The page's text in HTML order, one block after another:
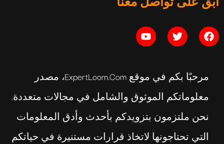
يوليو 16, 2026
مرحبًا بكم في موقع ExpertLoom.com، مصدر
معلوماتكم الموثوق والشامل في مجالات متعددة.
نحن ملتزمون بتزويدكم بأحدث وأدق المعلومات
التي تحتاجونها لاتخاذ قرارات مستنيرة في حياتكم